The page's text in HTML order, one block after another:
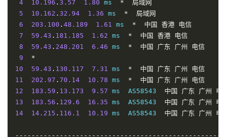
4
10.196 . 3.57 1.80 ms *
局域网
5
10.162 . 32.94 1.36 ms *
局域网
6
203.100 . 48.189 1.61 ms * 中国 香港 电信
7
59.43 . 181.185 1.62 ms * 中国 香港 电信
8
59.43 . 248.201 6.46 ms * 中国 广东 广州
电信
9
*
10
59.43 . 130.117 7.31 ms * 中国 广东 广州
电信
11
202.97 . 70.14 10.78 ms * 中国 广东 广州
电信
12
183.59 . 13.173 9.57 ms  AS58543 中国 广东 广州
电
13
183.56 . 129.6 16.35 ms  AS58543 中国 广东 广州
电
14
14.215 . 116.1 10.19 ms  AS58543 中国 广东 广州 电